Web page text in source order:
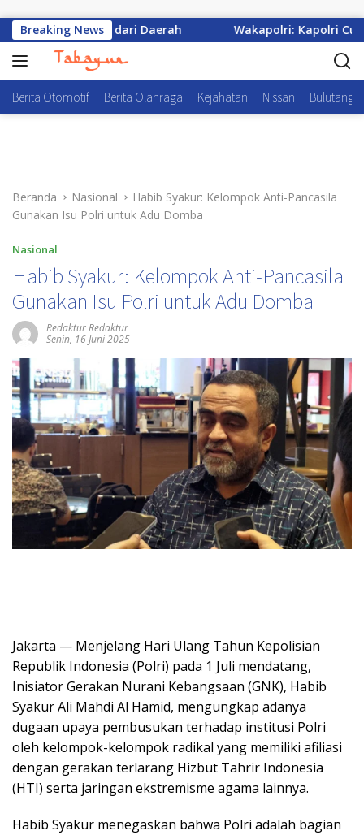
Breaking Newsdari Daerah Wakapolri: Kapolri Cup
Berita Otomotif Berita Olahraga Kejahatan Nissan
Beranda Nasional
Habib Syakur: Kelompok Anti-Pancasila
Gunakan Isu Polri untuk Adu Domba
Nasional
Habib Syakur: Kelompok Anti-Pancasila
Gunakan Isu Polri untuk Adu Domba
Redaktur Redaktur
Senin, 16 Juni 2025
Jakarta — Menjelang Hari Ulang Tahun Kepolisian
Republik Indonesia (Polri) pada 1 Juli mendatang,
Inisiator Gerakan Nurani Kebangsaan (GNK), Habib
Syakur Ali Mahdi Al Hamid, mengungkap adanya
dugaan upaya pembusukan terhadap institusi Polri
oleh kelompok-kelompok radikal yang memiliki afiliasi
dengan gerakan terlarang Hizbut Tahrir Indonesia
(HTI) serta jaringan ekstremisme agama lainnya.
Habib Syakur menegaskan bahwa Polri adalah bagian